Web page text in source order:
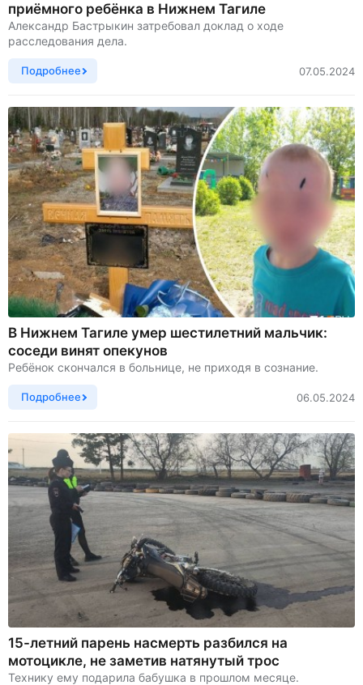
приёмного ребёнка в Нижнем Тагиле
Александр Бастрыкин затребовал доклад о ходе
расследования дела.
Подробнее 07.05.2024
В Нижнем Тагиле умер шестилетний мальчик:
соседи винят опекунов
Ребёнок скончался в больнице, не приходя в сознание.
Подробнее 06.05.2024
15-летний парень насмерть разбился на
мотоцикле, не заметив натянутый трос
Технику ему подарила бабушка в прошлом месяце.